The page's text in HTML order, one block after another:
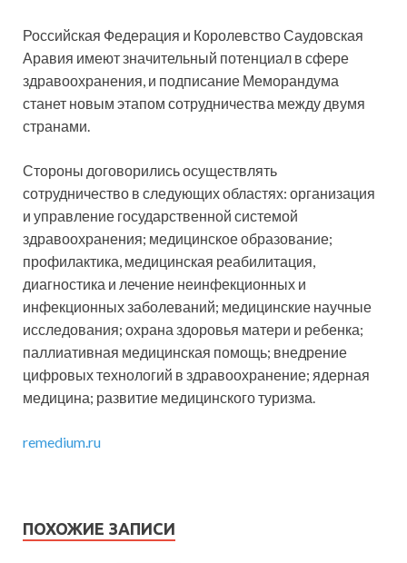
Российская Федерация и Королевство Саудовская
Аравия имеют значительный потенциал в сфере
здравоохранения, и подписание Меморандума
станет новым этапом сотрудничества между двумя
странами.
Стороны договорились осуществлять
сотрудничество в следующих областях: организация
и управление государственной системой
здравоохранения; медицинское образование;
профилактика, медицинская реабилитация,
диагностика и лечение неинфекционных и
инфекционных заболеваний; медицинские научные
исследования; охрана здоровья матери и ребенка;
паллиативная медицинская помощь; внедрение
цифровых технологий в здравоохранение; ядерная
медицина; развитие медицинского туризма.
remedium.ru
ПОХОЖИЕ ЗАПИСИ